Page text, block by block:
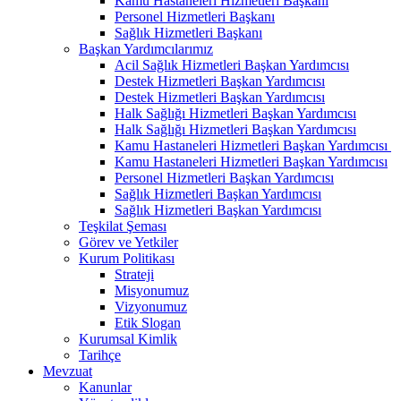
Personel Hizmetleri Başkanı
Sağlık Hizmetleri Başkanı
Başkan Yardımcılarımız
Acil Sağlık Hizmetleri Başkan Yardımcısı
Destek Hizmetleri Başkan Yardımcısı
Destek Hizmetleri Başkan Yardımcısı
Halk Sağlığı Hizmetleri Başkan Yardımcısı
Halk Sağlığı Hizmetleri Başkan Yardımcısı
Kamu Hastaneleri Hizmetleri Başkan Yardımcısı ​
Kamu Hastaneleri Hizmetleri Başkan Yardımcısı
Personel Hizmetleri Başkan Yardımcısı
Sağlık Hizmetleri Başkan Yardımcısı
Sağlık Hizmetleri Başkan Yardımcısı
Teşkilat Şeması
Görev ve Yetkiler
Kurum Politikası
Strateji
Misyonumuz
Vizyonumuz
Etik Slogan
Kurumsal Kimlik
Tarihçe
Mevzuat
Kanunlar